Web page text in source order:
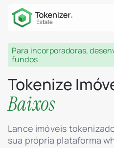
Para incorporadoras,
fundos
Tokenize
Baixos
Lance imóveis
sua própria plataforma